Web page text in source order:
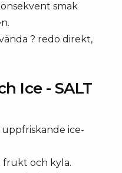
smak
? redo direkt,
Ice - SALT
uppfriskande ice-
frukt och kyla.